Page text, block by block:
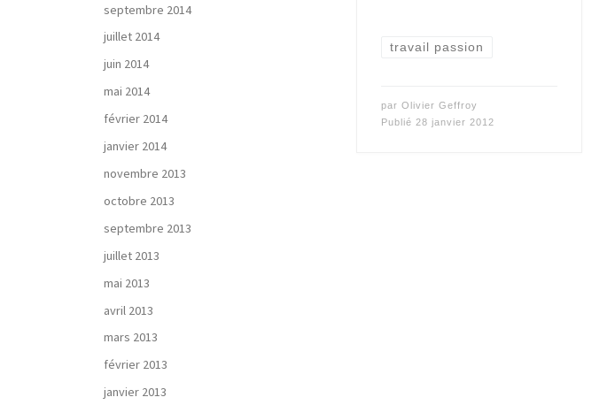
travail passion
par Olivier Geffroy
Publié 28 janvier 2012
septembre 2014
juillet 2014
juin 2014
mai 2014
février 2014
janvier 2014
novembre 2013
octobre 2013
septembre 2013
juillet 2013
mai 2013
avril 2013
mars 2013
février 2013
janvier 2013